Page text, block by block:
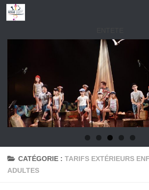
Skip to content
CATÉGORIE : TARIFS EXTÉRIEURS
ADULTES